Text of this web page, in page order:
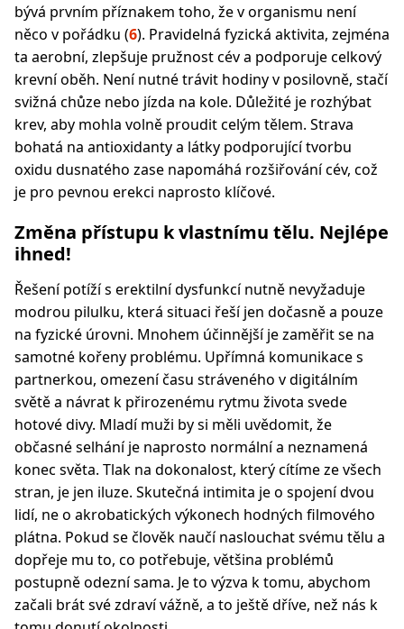
bývá prvním příznakem toho, že v organismu není
něco v pořádku (6). Pravidelná fyzická aktivita, zejména
ta aerobní, zlepšuje pružnost cév a podporuje celkový
krevní oběh. Není nutné trávit hodiny v posilovně, stačí
svižná chůze nebo jízda na kole. Důležité je rozhýbat
krev, aby mohla volně proudit celým tělem. Strava
bohatá na antioxidanty a látky podporující tvorbu
oxidu dusnatého zase napomáhá rozšiřování cév, což
je pro pevnou erekci naprosto klíčové.
Změna přístupu k vlastnímu tělu. Nejlépe
ihned!
Řešení potíží s erektilní dysfunkcí nutně nevyžaduje
modrou pilulku, která situaci řeší jen dočasně a pouze
na fyzické úrovni. Mnohem účinnější je zaměřit se na
samotné kořeny problému. Upřímná komunikace s
partnerkou, omezení času stráveného v digitálním
světě a návrat k přirozenému rytmu života svede
hotové divy. Mladí muži by si měli uvědomit, že
občasné selhání je naprosto normální a neznamená
konec světa. Tlak na dokonalost, který cítíme ze všech
stran, je jen iluze. Skutečná intimita je o spojení dvou
lidí, ne o akrobatických výkonech hodných filmového
plátna. Pokud se člověk naučí naslouchat svému tělu a
dopřeje mu to, co potřebuje, většina problémů
postupně odezní sama. Je to výzva k tomu, abychom
začali brát své zdraví vážně, a to ještě dříve, než nás k